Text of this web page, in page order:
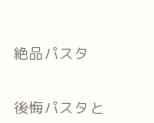
絶品パスタ
後悔パスタと